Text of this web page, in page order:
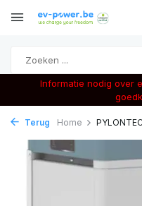
Informatie nodig over
Terug Home